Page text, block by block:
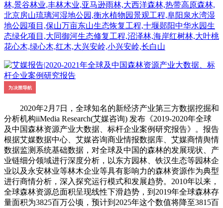
林,景谷林业,丰林木业,亚马逊雨林,大西洋森林,热带高原森林,
北京房山琉璃河湿地公园,衡水植物园景观工程,阜阳泉水湾湿
地公园项目,保山万亩东山生态恢复工程,十堰郧阳中华水园生
态绿化项目,大同御河生态修复工程,沼泽林,海岸红树林,大叶桃
花心木,绿心木,红木,大兴安岭,小兴安岭,长白山
2020年2月7日，全球知名的新经济产业第三方数据挖掘和
分析机构iiMedia Research(艾媒咨询) 发布《2019-2020年全球
及中国森林资源产业大数据、标杆企业案例研究报告》。报告
根据艾媒数据中心、艾媒咨询商业情报数据库、艾媒商情舆情
数据监测系统基础数据，对全球及中国的森林的发展现状、产
业链细分领域进行深度分析，以东方园林、铁汉生态等园林企
业以及永安林业等林木企业等具有影响力的森林资源作为典型
进行商情分析，深入探究运行模式和发展趋势。2010年以来，
全球森林资源总面积呈现线性下滑趋势，到2019年全球森林存
量面积为3825百万公顷，预计到2025年这个数值将降至3815百